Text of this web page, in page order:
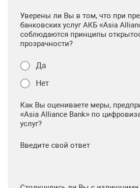
Уверены ли Вы в том, что при
банковских услуг АКБ «Asia
соблюдаются принципы
прозрачности?
Да
Нет
Как Вы оцениваете меры,
«Asia Alliance Bank» по
услуг?
Введите свой ответ